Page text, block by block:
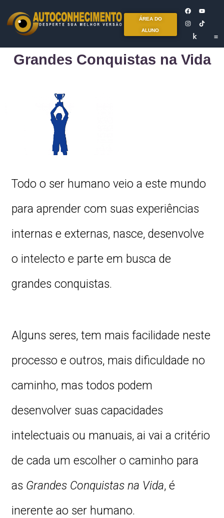
ÁREA DO
ALUNO
Grandes Conquistas na Vida
Todo o ser humano veio a este mundo
para aprender com suas experiências
internas e externas, nasce, desenvolve
o intelecto e parte em busca de
grandes conquistas.
Alguns seres, tem mais facilidade neste
processo e outros, mais dificuldade no
caminho, mas todos podem
desenvolver suas capacidades
intelectuais ou manuais, ai vai a critério
de cada um escolher o caminho para
as Grandes Conquistas na Vida, é
inerente ao ser humano.